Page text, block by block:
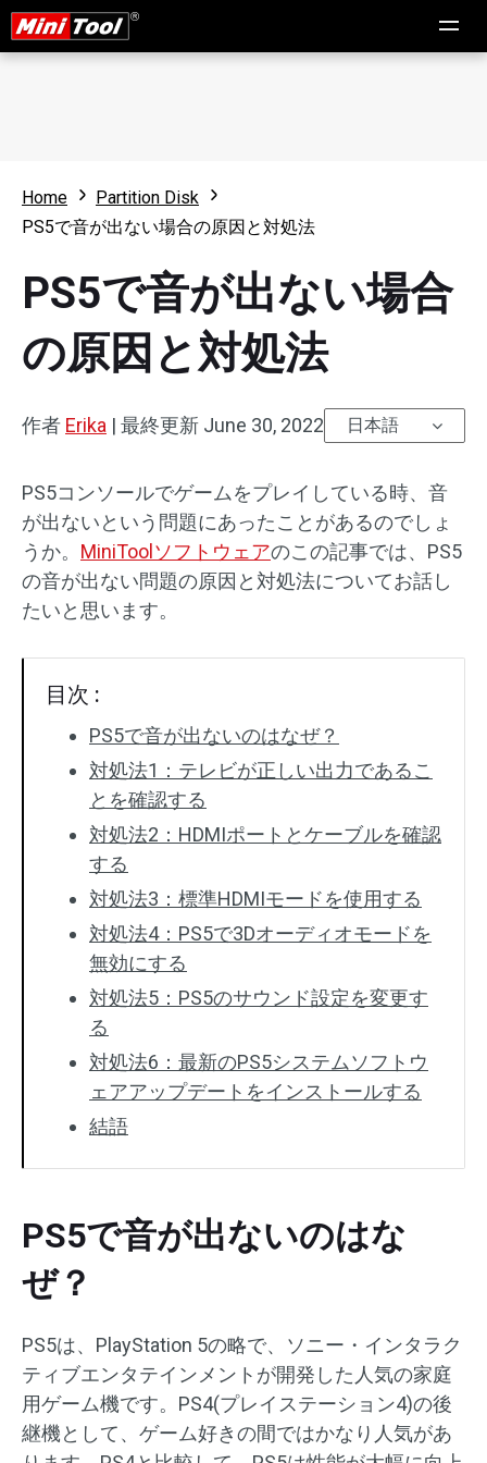
Home
Partition Disk
PS5で音が出ない場合の原因と対処法
PS5で音が出ない場合
の原因と対処法
作者 Erika | 最終更新 June 30, 2022 日本語
PS5コンソールでゲームをプレイしている時、音
が出ないという問題にあったことがあるのでしょ
うか。 MiniToolソフトウェアのこの記事では、PS5
の音が出ない問題の原因と対処法についてお話し
たいと思います。
目次 :
PS5で音が出ないのはなぜ？
対処法1：テレビが正しい出力であるこ
とを確認する
対処法2：HDMIポートとケーブルを確認
する
対処法3：標準HDMIモードを使用する
対処法4：PS5で3Dオーディオモードを
無効にする
対処法5：PS5のサウンド設定を変更す
る
対処法6：最新のPS5システムソフトウ
ェアアップデートをインストールする
結語
PS5で音が出ないのはな
ぜ？
PS5は、PlayStation 5の略で、ソニー・インタラク
ティブエンタテインメントが開発した人気の家庭
用ゲーム機です。PS4(プレイステーション4)の後
継機として、ゲーム好きの間ではかなり人気があ